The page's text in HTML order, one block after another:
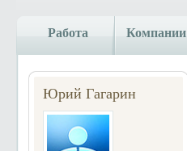
Работа Компании
Юрий Гагарин